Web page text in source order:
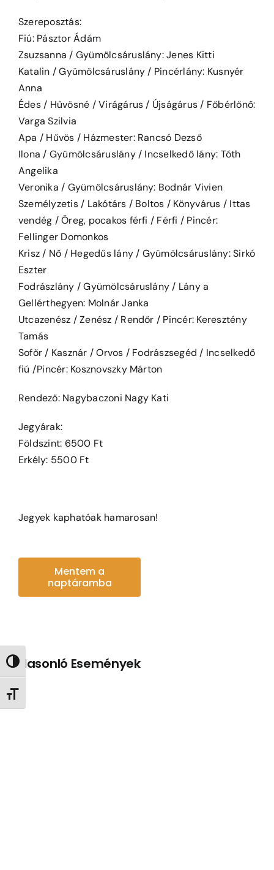
Nagy kontraszt váltása
Betűméret váltása
Szereposztás:
Fiú: Pásztor Ádám
Zsuzsanna / Gyümölcsáruslány: Jenes Kitti
Katalin / Gyümölcsáruslány / Pincérlány: Kusnyér
Anna
Édes / Hűvösné / Virágárus / Újságárus / Főbérlőnő:
Varga Szilvia
Apa / Hűvös / Házmester: Rancsó Dezső
Ilona / Gyümölcsáruslány / Incselkedő lány: Tóth
Angelika
Veronika / Gyümölcsáruslány: Bodnár Vivien
Személyzetis / Lakótárs / Boltos / Könyvárus / Ittas
vendég / Öreg, pocakos férfi / Férfi / Pincér:
Fellinger Domonkos
Krisz / Nő / Hegedűs lány / Gyümölcsáruslány: Sirkó
Eszter
Fodrászlány / Gyümölcsáruslány / Lány a
Gellérthegyen: Molnár Janka
Utcazenész / Zenész / Rendőr / Pincér: Keresztény
Tamás
Sofőr / Kasznár / Orvos / Fodrászsegéd / Incselkedő
fiú /Pincér: Kosznovszky Márton
Rendező: Nagybaczoni Nagy Kati
Jegyárak:
Földszint: 6500 Ft
Erkély: 5500 Ft
Jegyek kaphatóak hamarosan!
Mentem a
naptáramba
Hasonló Események